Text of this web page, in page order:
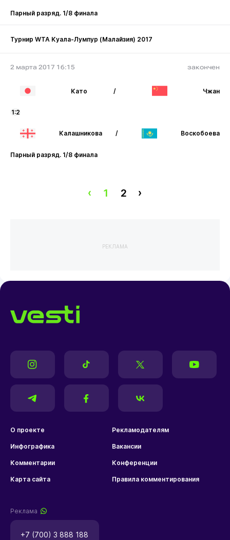
Парный разряд. 1/8 финала
Турнир WTA Куала-Лумпур (Малайзия) 2017
2 марта 2017 16:15 закончен
Като / Чжан
1:2
Калашникова / Воскобоева
Парный разряд. 1/8 финала
‹ 1 2 ›
РЕКЛАМА
О проекте Рекламодателям
Инфографика Вакансии
Комментарии Конференции
Карта сайта Правила комментирования
Реклама
+7 (700) 3 888 188